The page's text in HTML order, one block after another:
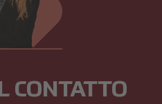
CONTATTO